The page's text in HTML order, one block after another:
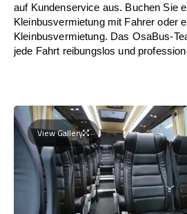
auf Kundenservice aus. Buchen Sie
Kleinbusvermietung mit Fahrer oder
Kleinbusvermietung. Das OsaBus-
jede Fahrt reibungslos und
View Gallery